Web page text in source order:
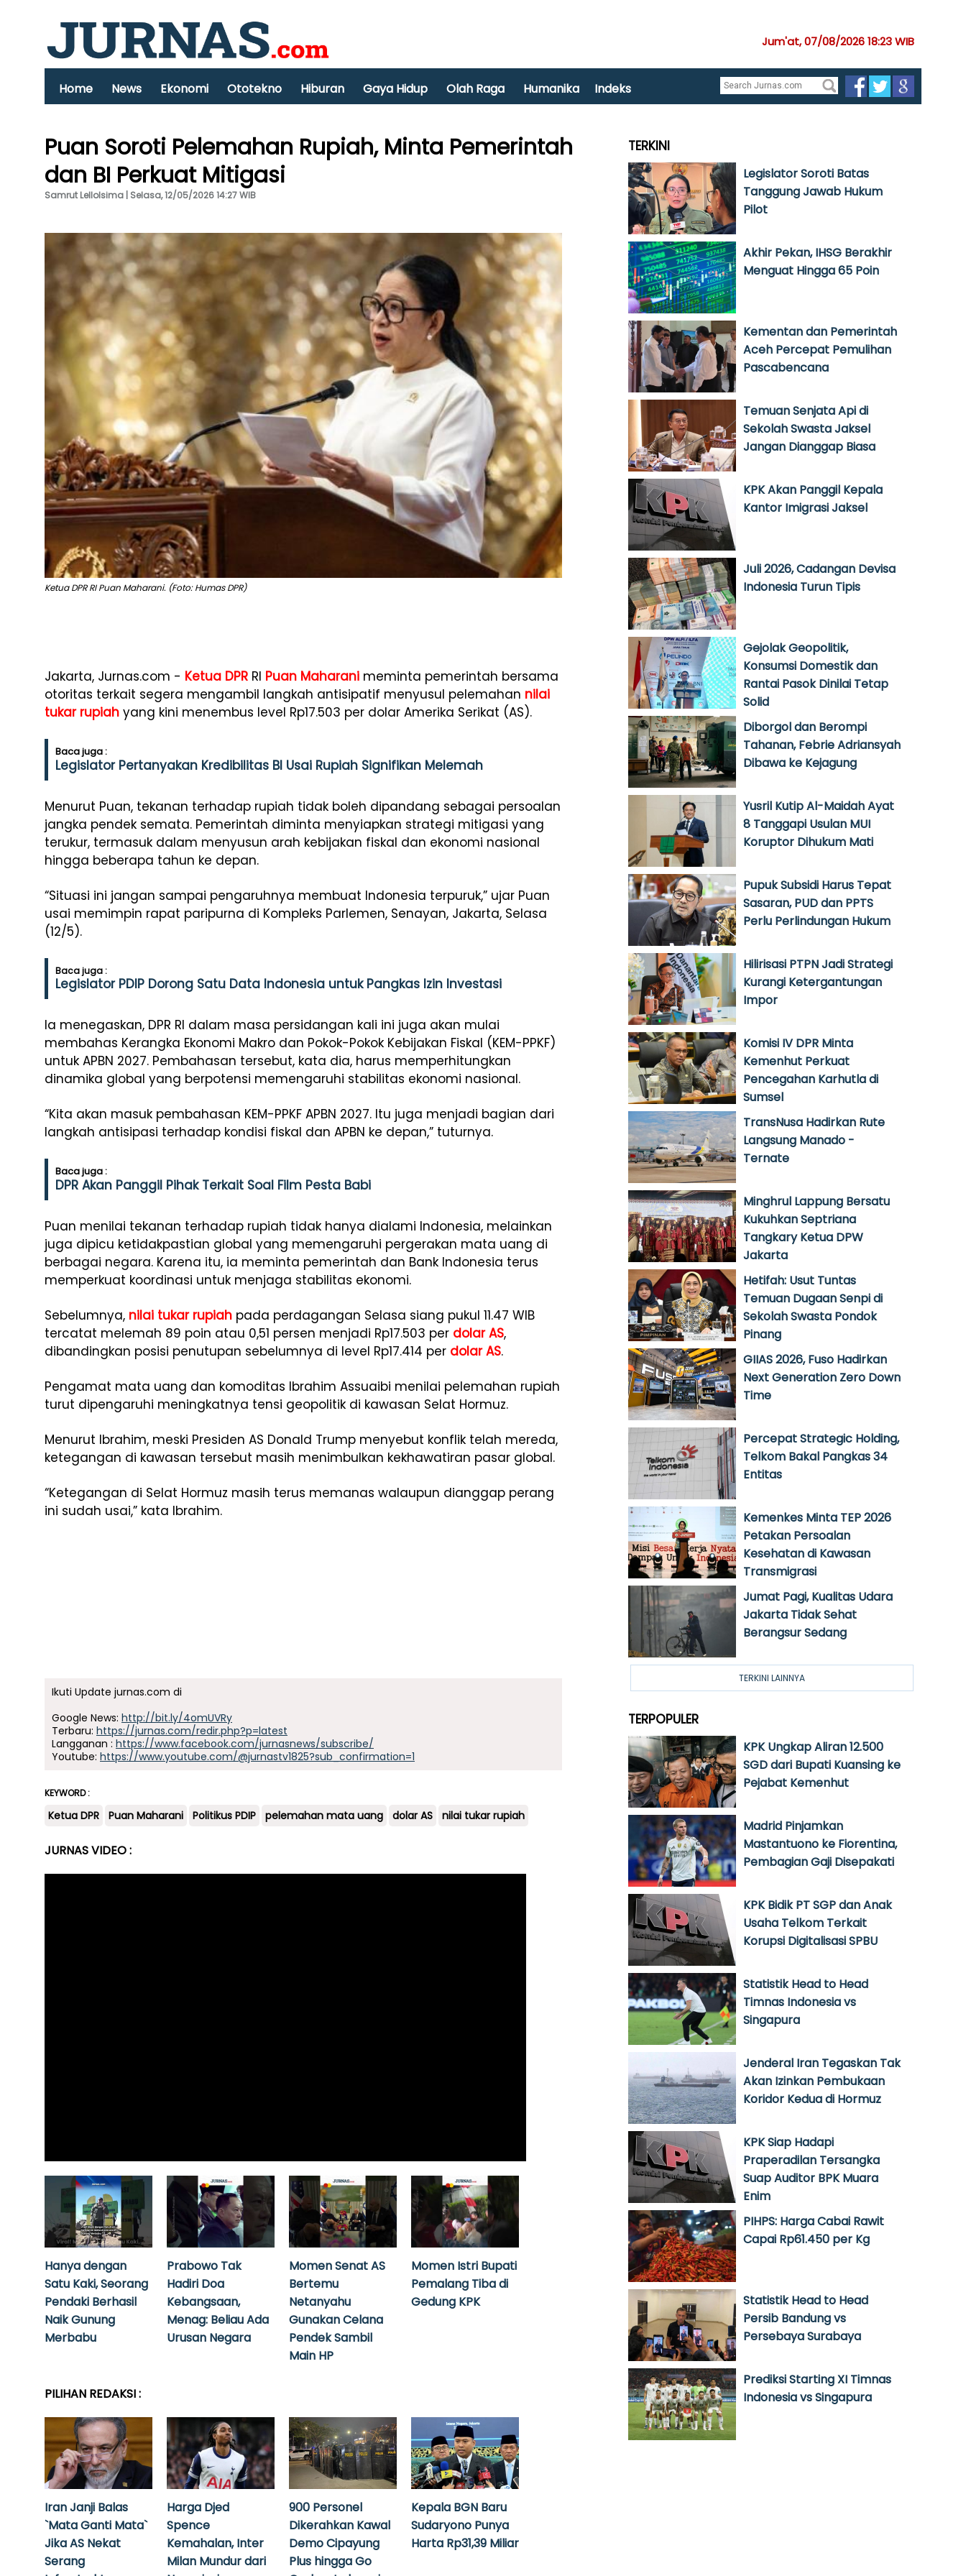
Jum'at, 07/08/2026 18:23 WIB
Home News Ekonomi Ototekno Hiburan Gaya Hidup Olah Raga Humanika Indeks
Puan Soroti Pelemahan Rupiah, Minta Pemerintah
dan BI Perkuat Mitigasi
Samrut Lellolsima | Selasa, 12/05/2026 14:27 WIB
Ketua DPR RI Puan Maharani. (Foto: Humas DPR)
Jakarta, Jurnas.com - Ketua DPR RI Puan Maharani meminta pemerintah bersama
otoritas terkait segera mengambil langkah antisipatif menyusul pelemahan nilai
tukar rupiah yang kini menembus level Rp17.503 per dolar Amerika Serikat (AS).
Baca juga :
Legislator Pertanyakan Kredibilitas BI Usai Rupiah Signifikan Melemah
Menurut Puan, tekanan terhadap rupiah tidak boleh dipandang sebagai persoalan
jangka pendek semata. Pemerintah diminta menyiapkan strategi mitigasi yang
terukur, termasuk dalam menyusun arah kebijakan fiskal dan ekonomi nasional
hingga beberapa tahun ke depan.
“Situasi ini jangan sampai pengaruhnya membuat Indonesia terpuruk,” ujar Puan
usai memimpin rapat paripurna di Kompleks Parlemen, Senayan, Jakarta, Selasa
(12/5).
Baca juga :
Legislator PDIP Dorong Satu Data Indonesia untuk Pangkas Izin Investasi
Ia menegaskan, DPR RI dalam masa persidangan kali ini juga akan mulai
membahas Kerangka Ekonomi Makro dan Pokok-Pokok Kebijakan Fiskal (KEM-PPKF)
untuk APBN 2027. Pembahasan tersebut, kata dia, harus memperhitungkan
dinamika global yang berpotensi memengaruhi stabilitas ekonomi nasional.
“Kita akan masuk pembahasan KEM-PPKF APBN 2027. Itu juga menjadi bagian dari
langkah antisipasi terhadap kondisi fiskal dan APBN ke depan,” tuturnya.
Baca juga :
DPR Akan Panggil Pihak Terkait Soal Film Pesta Babi
Puan menilai tekanan terhadap rupiah tidak hanya dialami Indonesia, melainkan
juga dipicu ketidakpastian global yang memengaruhi pergerakan mata uang di
berbagai negara. Karena itu, ia meminta pemerintah dan Bank Indonesia terus
memperkuat koordinasi untuk menjaga stabilitas ekonomi.
Sebelumnya, nilai tukar rupiah pada perdagangan Selasa siang pukul 11.47 WIB
tercatat melemah 89 poin atau 0,51 persen menjadi Rp17.503 per dolar AS,
dibandingkan posisi penutupan sebelumnya di level Rp17.414 per dolar AS.
Pengamat mata uang dan komoditas Ibrahim Assuaibi menilai pelemahan rupiah
turut dipengaruhi meningkatnya tensi geopolitik di kawasan Selat Hormuz.
Menurut Ibrahim, meski Presiden AS Donald Trump menyebut konflik telah mereda,
ketegangan di kawasan tersebut masih menimbulkan kekhawatiran pasar global.
“Ketegangan di Selat Hormuz masih terus memanas walaupun dianggap perang
ini sudah usai,” kata Ibrahim.
Ikuti Update jurnas.com di
Google News: http://bit.ly/4omUVRy
Terbaru: https://jurnas.com/redir.php?p=latest
Langganan : https://www.facebook.com/jurnasnews/subscribe/
Youtube: https://www.youtube.com/@jurnastv1825?sub_confirmation=1
KEYWORD :
Ketua DPR Puan Maharani Politikus PDIP pelemahan mata uang dolar AS nilai tukar rupiah
JURNAS VIDEO :
Hanya dengan
Satu Kaki, Seorang
Pendaki Berhasil
Naik Gunung
Merbabu
Prabowo Tak
Hadiri Doa
Kebangsaan,
Menag: Beliau Ada
Urusan Negara
Momen Senat AS
Bertemu
Netanyahu
Gunakan Celana
Pendek Sambil
Main HP
Momen Istri Bupati
Pemalang Tiba di
Gedung KPK
PILIHAN REDAKSI :
Iran Janji Balas
`Mata Ganti Mata`
Jika AS Nekat
Serang
Harga Djed
Spence
Kemahalan, Inter
Milan Mundur dari
900 Personel
Dikerahkan Kawal
Demo Cipayung
Plus hingga Go
Kepala BGN Baru
Sudaryono Punya
Harta Rp31,39 Miliar
TERKINI
Legislator Soroti Batas
Tanggung Jawab Hukum
Pilot
Akhir Pekan, IHSG Berakhir
Menguat Hingga 65 Poin
Kementan dan Pemerintah
Aceh Percepat Pemulihan
Pascabencana
Temuan Senjata Api di
Sekolah Swasta Jaksel
Jangan Dianggap Biasa
KPK Akan Panggil Kepala
Kantor Imigrasi Jaksel
Juli 2026, Cadangan Devisa
Indonesia Turun Tipis
Gejolak Geopolitik,
Konsumsi Domestik dan
Rantai Pasok Dinilai Tetap
Solid
Diborgol dan Berompi
Tahanan, Febrie Adriansyah
Dibawa ke Kejagung
Yusril Kutip Al-Maidah Ayat
8 Tanggapi Usulan MUI
Koruptor Dihukum Mati
Pupuk Subsidi Harus Tepat
Sasaran, PUD dan PPTS
Perlu Perlindungan Hukum
Hilirisasi PTPN Jadi Strategi
Kurangi Ketergantungan
Impor
Komisi IV DPR Minta
Kemenhut Perkuat
Pencegahan Karhutla di
Sumsel
TransNusa Hadirkan Rute
Langsung Manado -
Ternate
Minghrul Lappung Bersatu
Kukuhkan Septriana
Tangkary Ketua DPW
Jakarta
Hetifah: Usut Tuntas
Temuan Dugaan Senpi di
Sekolah Swasta Pondok
Pinang
GIIAS 2026, Fuso Hadirkan
Next Generation Zero Down
Time
Percepat Strategic Holding,
Telkom Bakal Pangkas 34
Entitas
Kemenkes Minta TEP 2026
Petakan Persoalan
Kesehatan di Kawasan
Transmigrasi
Jumat Pagi, Kualitas Udara
Jakarta Tidak Sehat
Berangsur Sedang
TERKINI LAINNYA
TERPOPULER
KPK Ungkap Aliran 12.500
SGD dari Bupati Kuansing ke
Pejabat Kemenhut
Madrid Pinjamkan
Mastantuono ke Fiorentina,
Pembagian Gaji Disepakati
KPK Bidik PT SGP dan Anak
Usaha Telkom Terkait
Korupsi Digitalisasi SPBU
Statistik Head to Head
Timnas Indonesia vs
Singapura
Jenderal Iran Tegaskan Tak
Akan Izinkan Pembukaan
Koridor Kedua di Hormuz
KPK Siap Hadapi
Praperadilan Tersangka
Suap Auditor BPK Muara
Enim
PIHPS: Harga Cabai Rawit
Capai Rp61.450 per Kg
Statistik Head to Head
Persib Bandung vs
Persebaya Surabaya
Prediksi Starting XI Timnas
Indonesia vs Singapura